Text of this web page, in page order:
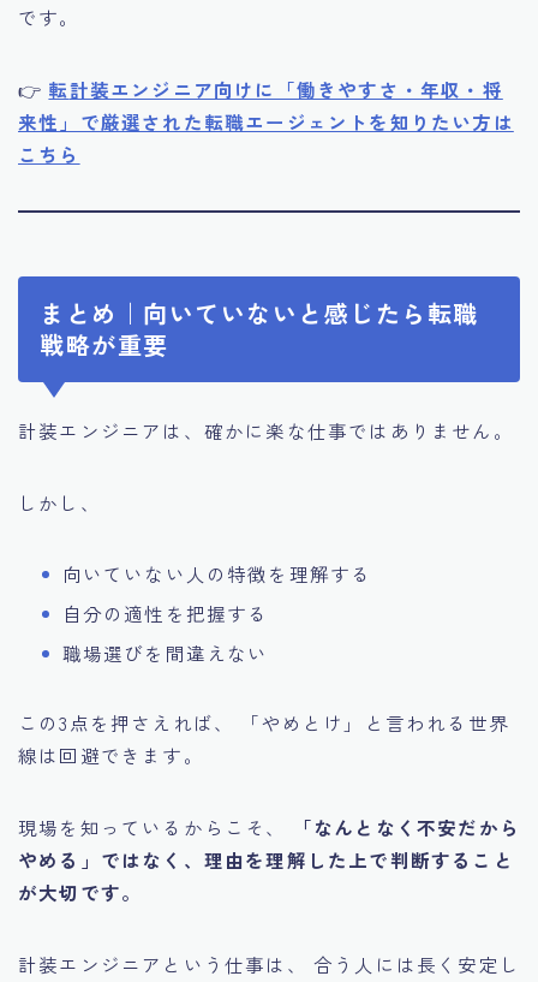
です。
👉 転計装エンジニア向けに「働きやすさ・年収・将
来性」で厳選された転職エージェントを知りたい方は
こちら
まとめ｜向いていないと感じたら転職
戦略が重要
計装エンジニアは、確かに楽な仕事ではありません。
しかし、
向いていない人の特徴を理解する
自分の適性を把握する
職場選びを間違えない
この3点を押さえれば、 「やめとけ」と言われる世界
線は回避できます。
現場を知っているからこそ、
「なんとなく不安だから
やめる」ではなく、理由を理解した上で判断すること
が大切です。
計装エンジニアという仕事は、 合う人には長く安定し